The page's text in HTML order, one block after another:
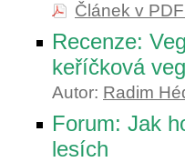
Článek v
Recenze:
keříčková
Autor: Radim
Forum: Jak
lesích